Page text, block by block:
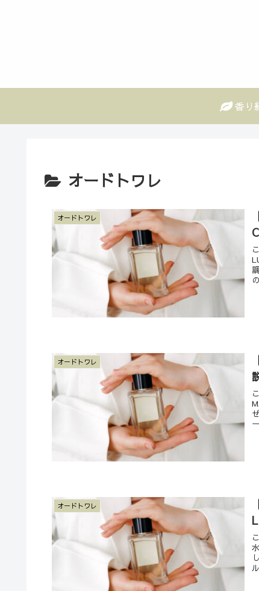
香り
オードトワレ
オードトワレ
オードトワレ
オードトワレ